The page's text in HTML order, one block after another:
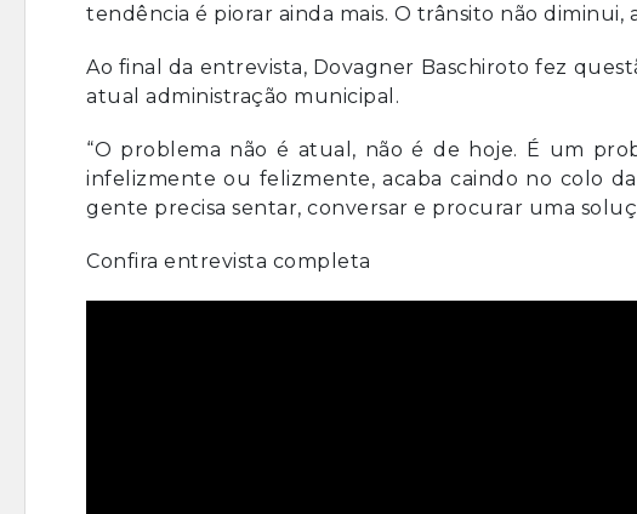
tendência é piorar ainda mais. O trânsito não
Ao final da entrevista, Dovagner Baschiroto fez
atual administração municipal.
“O problema não é atual, não é de hoje. É um
infelizmente ou felizmente, acaba caindo no colo
gente precisa sentar, conversar e procurar uma
Confira entrevista completa